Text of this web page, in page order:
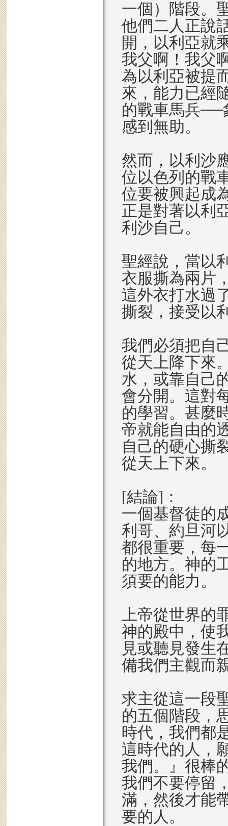
一個）階段。
他們二人正說
開，以利亞就
我父啊！我父
為以利亞被提
來，能力已經
的戰車馬兵──
感到無助。
然而，以利沙
位以色列的戰
位要被興起成
正是對著以利
利沙自己。
聖經說，當以
衣服撕為兩片
這外衣打水過
撕裂，接受以
我們必須把自
從天上降下來
水，或靠自己
會分開。這對
的學習。甚麼
帝就能自由的
自己的硬心撕
從天上下來。
[結論]：
一個基督徒的
利哥、約旦河
都很重要，每
的地方。神的
須要的能力。
上帝從世界的
神的殿中，使
見或聽見發生
備我們主觀而
求主從這一段
的五個階段，
時代，我們都
這時代的人，
我們。』很棒
我們不要停留
滿，然後才能
要的人。